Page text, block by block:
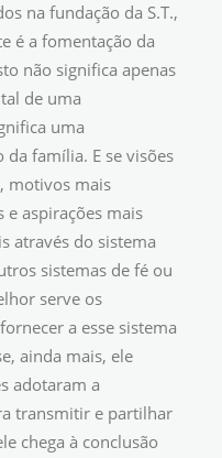
na fundação da S.T.,
é a fomentação da
não significa apenas
de uma
uma
família. E se visões
motivos mais
aspirações mais
através do sistema
sistemas de fé ou
serve os
a esse sistema
ainda mais, ele
adotaram a
transmitir e partilhar
chega à conclusão